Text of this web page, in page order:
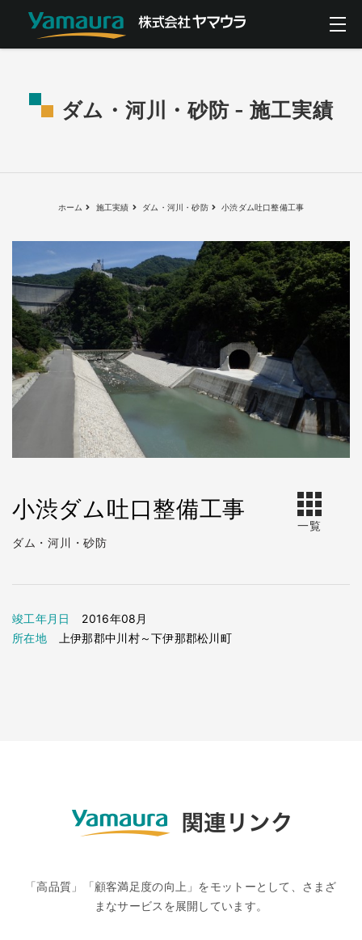
ダム・河川・砂防 - 施工実績
ホーム 施工実績 ダム・河川・砂防 小渋ダム吐口整備工事
小渋ダム吐口整備工事
ダム・河川・砂防
一覧
竣工年月日
2016年08月
所在地
上伊那郡中川村～下伊那郡松川町
「高品質」「顧客満足度の向上」をモットーとして、さまざ
まなサービスを展開しています。